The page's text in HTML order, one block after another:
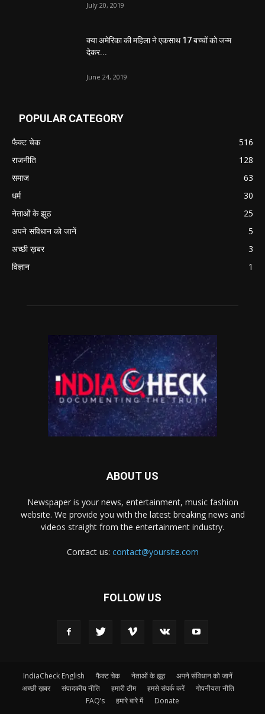
July 20, 2019
क्या अमेरिका की महिला ने एकसाथ 17 बच्चों को जन्म
देकर...
June 24, 2019
POPULAR CATEGORY
फैक्ट चेक
516
राजनीति
128
समाज
63
धर्म
30
नेताओं के झूठ
25
अपने संविधान को जानें
5
अच्छी ख़बर
3
विज्ञान
1
ABOUT US
Newspaper is your news, entertainment, music fashion
website. We provide you with the latest breaking news and
videos straight from the entertainment industry.
Contact us: contact@yoursite.com
FOLLOW US
IndiaCheck English फैक्ट चेक नेताओं के झूठ
अपने संविधान को जानें
अच्छी ख़बर
संपादकीय नीति हमारी टीम हमसे संपर्क करें
गोपनीयता नीति
FAQ’s
हमारे बारे में Donate